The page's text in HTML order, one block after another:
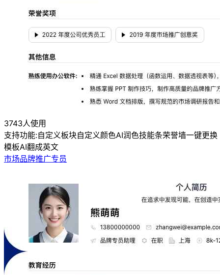
3743人使用
支持功能:自定义板块自定义颜色AI润色技能条荣誉墙一键更换
模板AI翻成英文
市场品牌推广专员